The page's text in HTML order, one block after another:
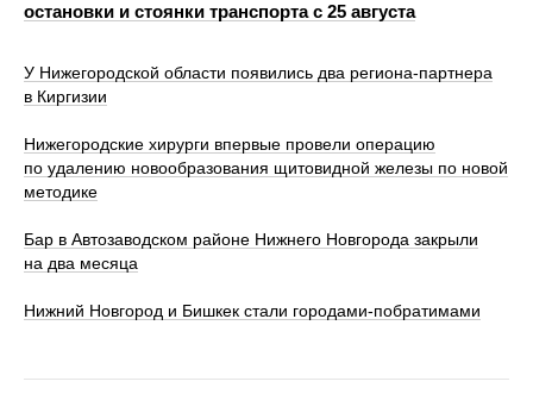
остановки и стоянки транспорта с 25 августа
У Нижегородской области появились два региона-партнера
в Киргизии
Нижегородские хирурги впервые провели операцию
по удалению новообразования щитовидной железы по новой
методике
Бар в Автозаводском районе Нижнего Новгорода закрыли
на два месяца
Нижний Новгород и Бишкек стали городами-побратимами